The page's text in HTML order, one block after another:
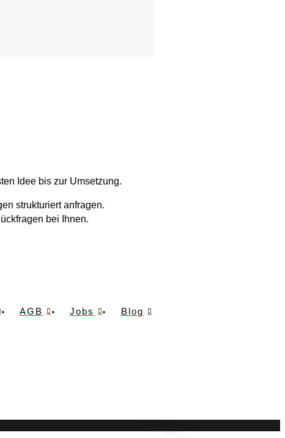
Idee bis zur Umsetzung.
strukturiert anfragen.
bei Ihnen.
AGB Jobs Blog